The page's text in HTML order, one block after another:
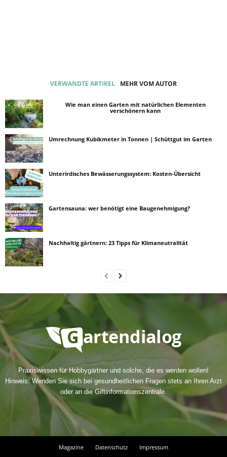
VERWANDTE ARTIKEL MEHR VOM AUTOR
Wie man einen Garten mit natürlichen Elementen
verschönern kann
Umrechnung Kubikmeter in Tonnen | Schüttgut im Garten
Unterirdisches Bewässerungssystem: Kosten-Übersicht
Gartensauna: wer benötigt eine Baugenehmigung?
Nachhaltig gärtnern: 23 Tipps für Klimaneutralität
Praxiswissen für Hobbygärtner und solche, die es werden wollen!
Hinweis: Wenden Sie sich bei gesundheitlichen Fragen stets an Ihren Arzt
oder an die Giftinformationszentrale.
Magazine Datenschutz Impressum